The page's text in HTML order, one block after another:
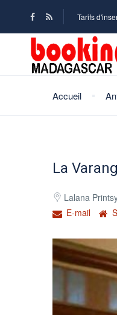
Tarifs
Accueil
La
Lalana
E-mail